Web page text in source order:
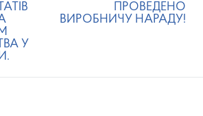
У
ПРОВЕДЕНО
ВИРОБНИЧУ НАРАДУ!